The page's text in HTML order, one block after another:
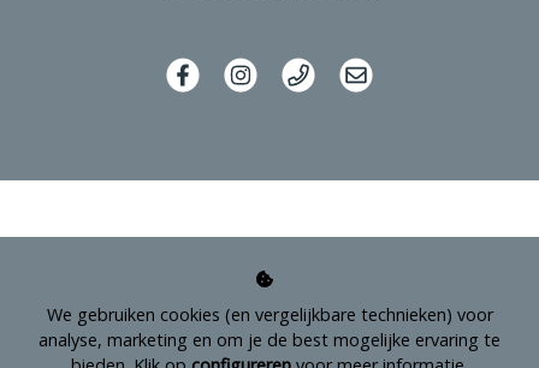
We gebruiken cookies (en vergelijkbare technieken) voor
analyse, marketing en om je de best mogelijke ervaring te